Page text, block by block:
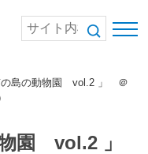
の島の動物園 vol.2 」 ＠
物園 vol.2 」